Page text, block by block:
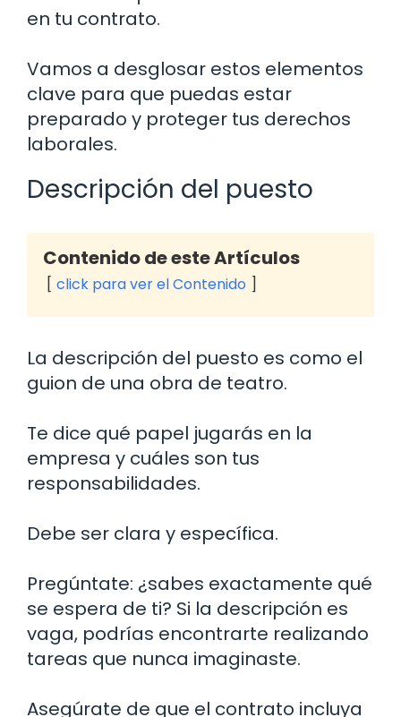
en tu contrato.
Vamos a desglosar estos elementos
clave para que puedas estar
preparado y proteger tus derechos
laborales.
Descripción del puesto
Contenido de este Artículos
click para ver el Contenido
La descripción del puesto es como el
guion de una obra de teatro.
Te dice qué papel jugarás en la
empresa y cuáles son tus
responsabilidades.
Debe ser clara y específica.
Pregúntate: ¿sabes exactamente qué
se espera de ti? Si la descripción es
vaga, podrías encontrarte realizando
tareas que nunca imaginaste.
Asegúrate de que el contrato incluya